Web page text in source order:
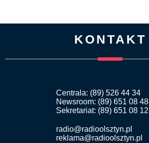
KONTAKT
Centrala: (89) 526 44 34
Newsroom: (89) 651 08 48
Sekretariat: (89) 651 08 12
radio@radioolsztyn.pl
reklama@radioolsztyn.pl